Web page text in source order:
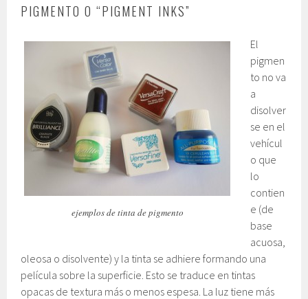
PIGMENTO O “PIGMENT INKS”
ejemplos de tinta de pigmento
El
pigmen
to no va
a
disolver
se en el
vehícul
o que
lo
contien
e (de
base
acuosa,
oleosa o disolvente) y la tinta se adhiere formando una
película sobre la superficie. Esto se traduce en tintas
opacas de textura más o menos espesa. La luz tiene más